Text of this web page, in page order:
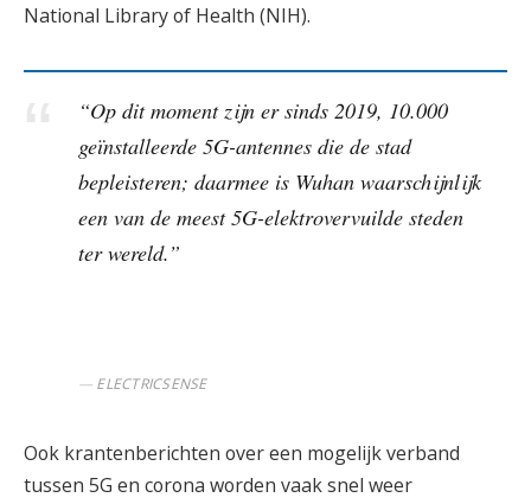
National Library of Health (NIH).
“Op dit moment zijn er sinds 2019, 10.000
geïnstalleerde 5G-antennes die de stad
bepleisteren; daarmee is Wuhan waarschijnlijk
een van de meest 5G-elektrovervuilde steden
ter wereld.”
ELECTRICSENSE
Ook krantenberichten over een mogelijk verband
tussen 5G en corona worden vaak snel weer